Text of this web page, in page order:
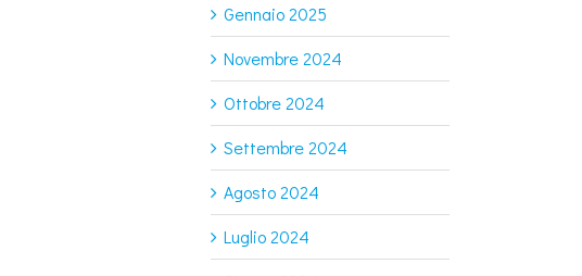
Gennaio 2025
Novembre 2024
Ottobre 2024
Settembre 2024
Agosto 2024
Luglio 2024